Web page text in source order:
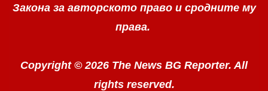
Закона за авторското право и сродните му
права.
Copyright © 2026 The News BG Reporter. All
rights reserved.